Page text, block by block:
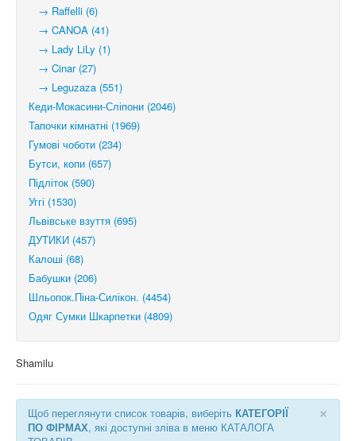
→ Raffelli (6)
→ CANOA (41)
→ Lady LiLy (1)
→ Cinar (27)
→ Leguzaza (551)
Кеди-Мокасини-Сліпони (2046)
Тапочки кімнатні (1969)
Гумові чоботи (234)
Бутси, копи (657)
Підліток (590)
Уггі (1530)
Львівське взуття (695)
ДУТИКИ (457)
Калоші (68)
Бабушки (206)
Шльопок.Піна-Силікон. (4454)
Одяг Сумки Шкарпетки (4809)
Shamilu
×
Щоб переглянути список товарів, виберіть КАТЕГОРІЇ
ПО ФІРМАХ, які доступні зліва в меню КАТАЛОГА